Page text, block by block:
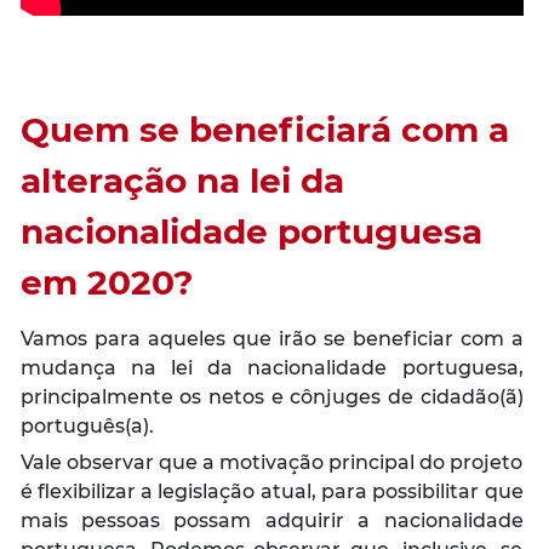
Quem se beneficiará com a
alteração na lei da
nacionalidade portuguesa
em 2020?
Vamos para aqueles que irão se beneficiar com a
mudança na lei da nacionalidade portuguesa,
principalmente os netos e cônjuges de cidadão(ã)
português(a).
Vale observar que a motivação principal do projeto
é flexibilizar a legislação atual, para possibilitar que
mais pessoas possam adquirir a nacionalidade